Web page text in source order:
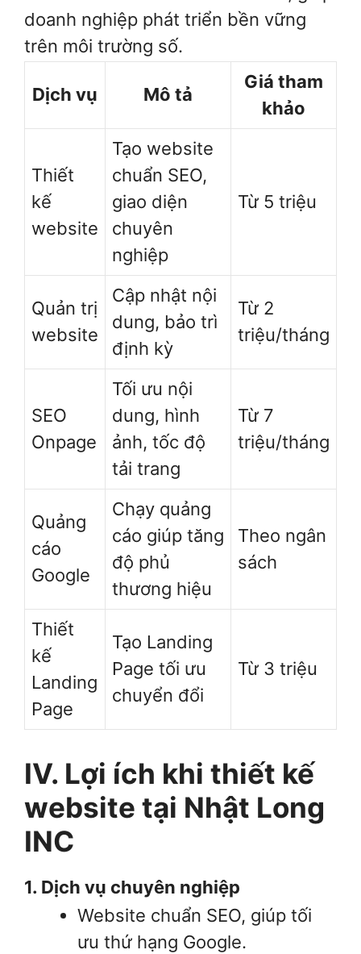
doanh nghiệp phát triển bền vững
trên môi trường số.
Dịch vụ Mô tả
Giá tham
khảo
Thiết
kế
website
Tạo website
chuẩn SEO,
giao diện
chuyên
nghiệp
Từ 5 triệu
Quản trị
website
Cập nhật nội
dung, bảo trì
định kỳ
Từ 2
triệu/tháng
SEO
Onpage
Tối ưu nội
dung, hình
ảnh, tốc độ
tải trang
Từ 7
triệu/tháng
Quảng
cáo
Google
Chạy quảng
cáo giúp tăng
độ phủ
thương hiệu
Theo ngân
sách
Thiết
kế
Landing
Page
Tạo Landing
Page tối ưu
chuyển đổi
Từ 3 triệu
IV. Lợi ích khi thiết kế
website tại Nhật Long
INC
1. Dịch vụ chuyên nghiệp
Website chuẩn SEO, giúp tối
ưu thứ hạng Google.